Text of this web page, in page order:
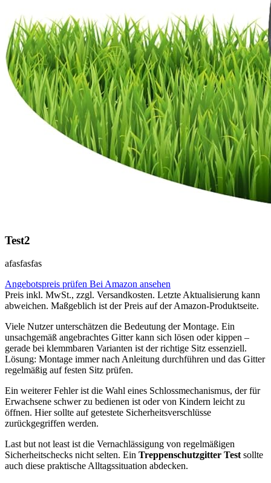
Test2
afasfasfas
Angebotspreis prüfen Bei Amazon ansehen
Preis inkl. MwSt., zzgl. Versandkosten. Letzte Aktualisierung kann
abweichen. Maßgeblich ist der Preis auf der Amazon-Produktseite.
Viele Nutzer unterschätzen die Bedeutung der Montage. Ein
unsachgemäß angebrachtes Gitter kann sich lösen oder kippen –
gerade bei klemmbaren Varianten ist der richtige Sitz essenziell.
Lösung: Montage immer nach Anleitung durchführen und das Gitter
regelmäßig auf festen Sitz prüfen.
Ein weiterer Fehler ist die Wahl eines Schlossmechanismus, der für
Erwachsene schwer zu bedienen ist oder von Kindern leicht zu
öffnen. Hier sollte auf getestete Sicherheitsverschlüsse
zurückgegriffen werden.
Last but not least ist die Vernachlässigung von regelmäßigen
Sicherheitschecks nicht selten. Ein Treppenschutzgitter Testsollte
auch diese praktische Alltagssituation abdecken.